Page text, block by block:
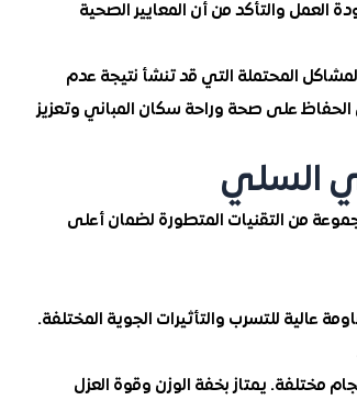
العمل والتأكد من أن المعايير الصحية
المحتملة التي قد تنشأ نتيجة عدم
على صحة وراحة سكان المباني وتعزيز
السلي
من التقنيات المتطورة لضمان أعلى
عالية للتسرب والتأثيرات الجوية المختلفة.
مختلفة. يمتاز بخفة الوزن وقوة العزل